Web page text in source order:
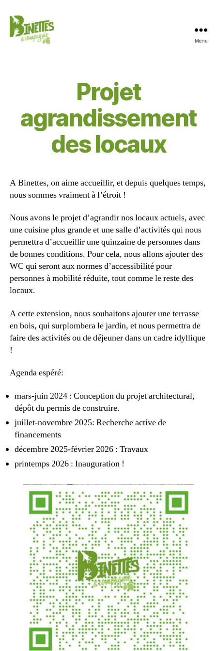
Menu
Projet
agrandissement
des locaux
A Binettes, on aime accueillir, et depuis quelques temps,
nous sommes vraiment à l’étroit !
Nous avons le projet d’agrandir nos locaux actuels, avec
une cuisine plus grande et une salle d’activités qui nous
permettra d’accueillir une quinzaine de personnes dans
de bonnes conditions. Pour cela, nous allons ajouter des
WC qui seront aux normes d’accessibilité pour
personnes à mobilité réduite, tout comme le reste des
locaux.
A cette extension, nous souhaitons ajouter une terrasse
en bois, qui surplombera le jardin, et nous permettra de
faire des activités ou de déjeuner dans un cadre idyllique
!
Agenda espéré:
mars-juin 2024 : Conception du projet architectural,
dépôt du permis de construire.
juillet-novembre 2025: Recherche active de
financements
décembre 2025-février 2026 : Travaux
printemps 2026 : Inauguration !